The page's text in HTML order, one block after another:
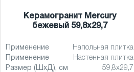
Керамогранит Mercury
бежевый 59,8x29,7
Применение
Напольная плитка
Применение
Настенная плитка
Размер (ШхД), см
59,8x29,7